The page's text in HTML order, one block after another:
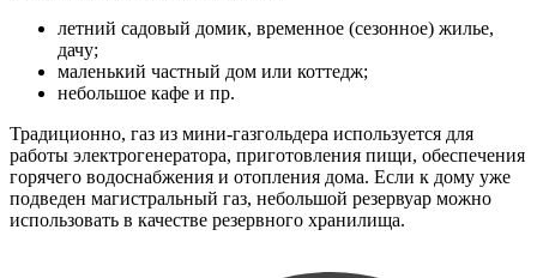
летний садовый домик, временное (сезонное) жилье,
дачу;
маленький частный дом или коттедж;
небольшое кафе и пр.
Традиционно, газ из мини-газгольдера используется для
работы электрогенератора, приготовления пищи, обеспечения
горячего водоснабжения и отопления дома. Если к дому уже
подведен магистральный газ, небольшой резервуар можно
использовать в качестве резервного хранилища.